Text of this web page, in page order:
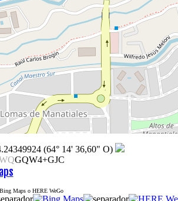
(64° 14' 36,60" O)
GQW4+GJC
Maps o HERE WeGo